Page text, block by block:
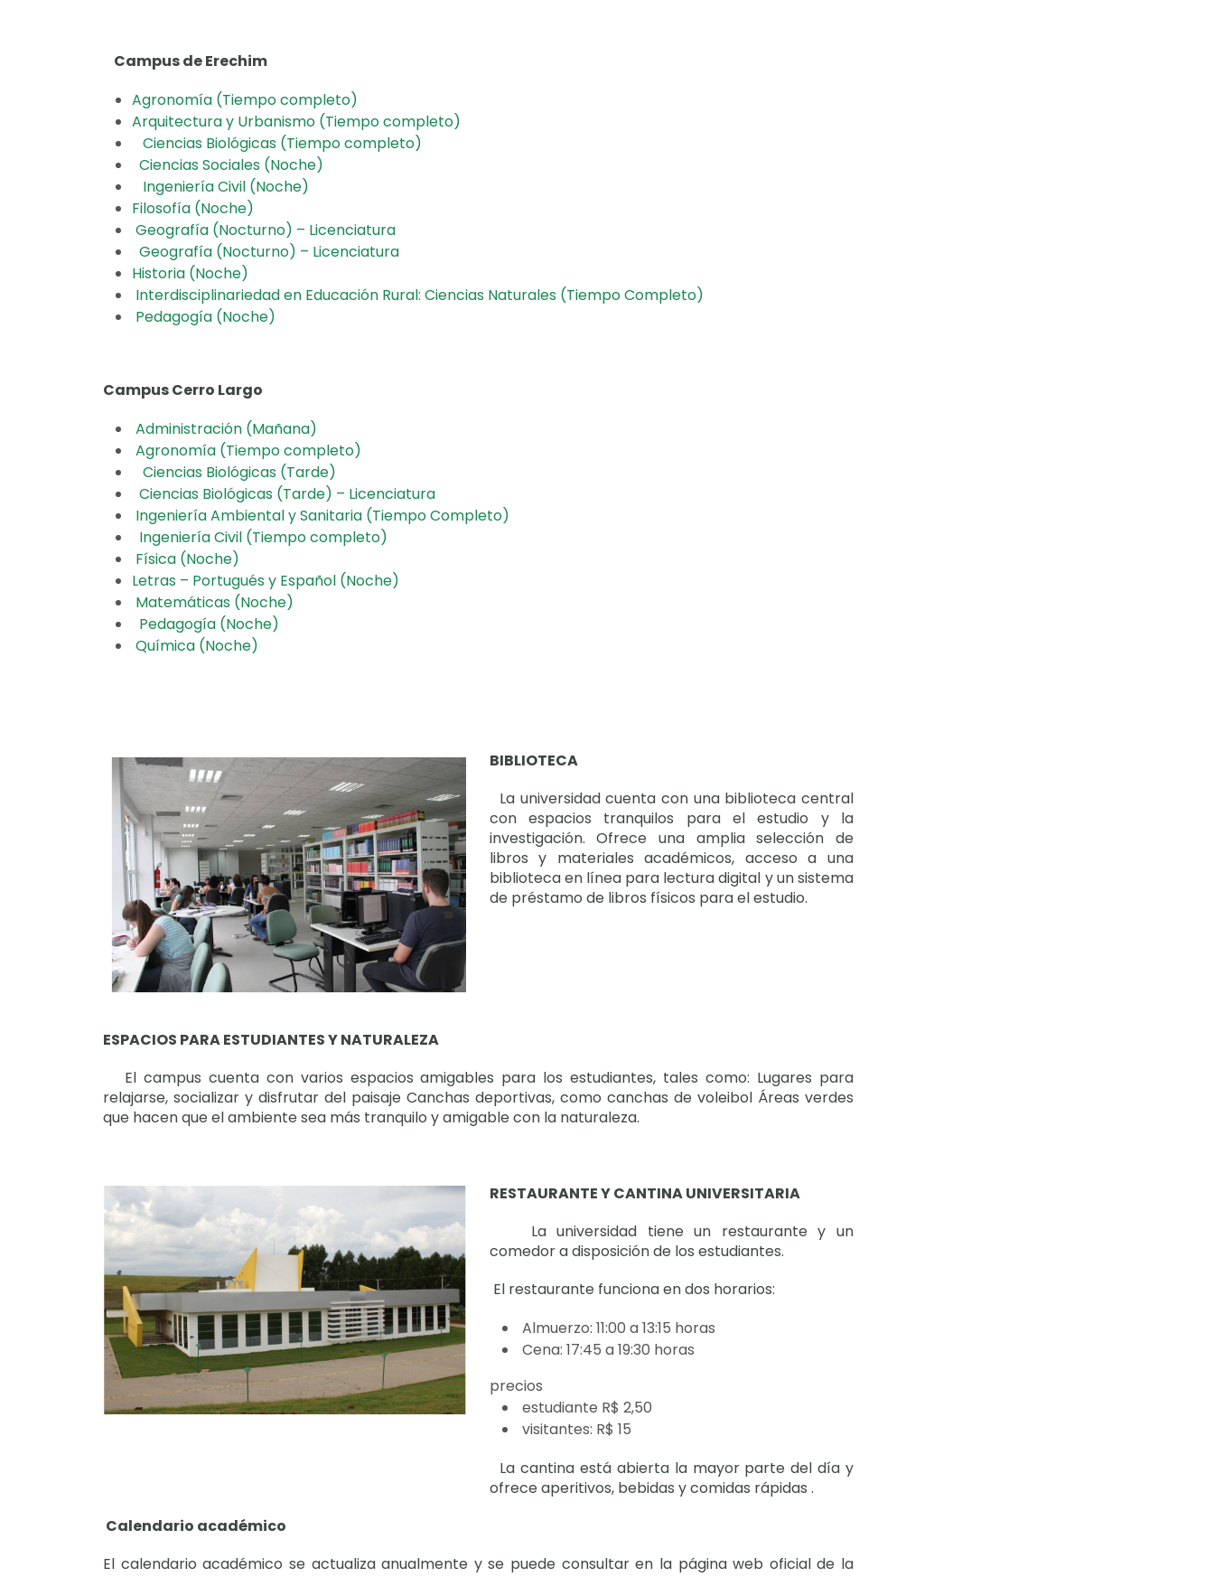
Campus de Erechim
Agronomía (Tiempo completo)
Arquitectura y Urbanismo (Tiempo completo)
Ciencias Biológicas (Tiempo completo)
Ciencias Sociales (Noche)
Ingeniería Civil (Noche)
Filosofía (Noche)
Geografía (Nocturno) – Licenciatura
Geografía (Nocturno) – Licenciatura
Historia (Noche)
Interdisciplinariedad en Educación Rural: Ciencias Naturales (Tiempo Completo)
Pedagogía (Noche)
Campus Cerro Largo
Administración (Mañana)
Agronomía (Tiempo completo)
Ciencias Biológicas (Tarde)
Ciencias Biológicas (Tarde) – Licenciatura
Ingeniería Ambiental y Sanitaria (Tiempo Completo)
Ingeniería Civil (Tiempo completo)
Física (Noche)
Letras – Portugués y Español (Noche)
Matemáticas (Noche)
Pedagogía (Noche)
Química (Noche)
BIBLIOTECA
La universidad cuenta con una biblioteca central
con espacios tranquilos para el estudio y la
investigación. Ofrece una amplia selección de
libros y materiales académicos, acceso a una
biblioteca en línea para lectura digital y un sistema
de préstamo de libros físicos para el estudio.
ESPACIOS PARA ESTUDIANTES Y NATURALEZA
El campus cuenta con varios espacios amigables para los estudiantes, tales como: Lugares para
relajarse, socializar y disfrutar del paisaje Canchas deportivas, como canchas de voleibol Áreas verdes
que hacen que el ambiente sea más tranquilo y amigable con la naturaleza.
RESTAURANTE Y CANTINA UNIVERSITARIA
La universidad tiene un restaurante y un
comedor a disposición de los estudiantes.
El restaurante funciona en dos horarios:
Almuerzo: 11:00 a 13:15 horas
Cena: 17:45 a 19:30 horas
precios
estudiante R$ 2,50
visitantes: R$ 15
La cantina está abierta la mayor parte del día y
ofrece aperitivos, bebidas y comidas rápidas .
Calendario académico
El calendario académico se actualiza anualmente y se puede consultar en la página web oficial de la